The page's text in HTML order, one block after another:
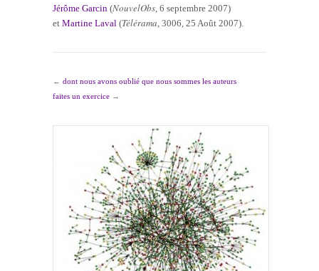
Jérôme Garcin (NouvelObs, 6 septembre 2007)
et Martine Laval (Télérama, 3006, 25 Août 2007).
← dont nous avons oublié que nous sommes les auteurs
faites un exercice →